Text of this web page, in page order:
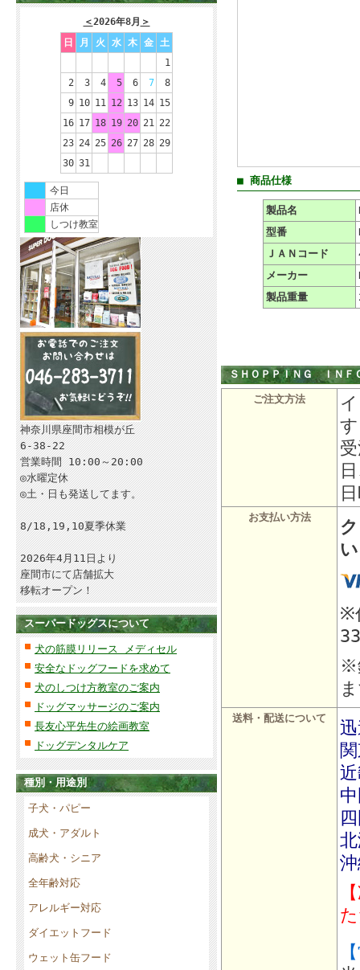
＜2026年8月 ＞
日
月 火 水 木 金
土
1
2
3 4 5 6 7
8
9 10 11 12 13 14 15
16 17 18 19 20 21 22
23 24 25 26 27 28 29
30 31
今日
店休
しつけ教室
神奈川県座間市相模が丘
6-38-22
営業時間 10:00～20:00
◎水曜定休
◎土・日も発送してます。
8/18,19,10夏季休業
2026年4月11日より
座間市にて店舗拡大
移転オープン！
スーパードッグスについて
犬の筋膜リリース メディセル
安全なドッグフードを求めて
犬のしつけ方教室のご案内
ドッグマッサージのご案内
長友心平先生の絵画教室
ドッグデンタルケア
種別・用途別
子犬・パピー
成犬・アダルト
高齢犬・シニア
全年齢対応
アレルギー対応
ダイエットフード
ウェット缶フード
■ 商品仕様
製品名
型番
ＪＡＮコード
メーカー
製品重量
ＳＨＯＰＰＩＮＧ ＩＮＦ
ご注文方法
お支払い方法
※
※
送料・配送について